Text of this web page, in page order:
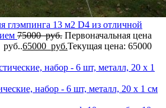
глэмпинга 13 м2 D4 из отличной
75000руб. Первоначальная цена
руб..65000 руб.Текущая цена: 65000
набор - 6 шт, металл, 20 х 1 см